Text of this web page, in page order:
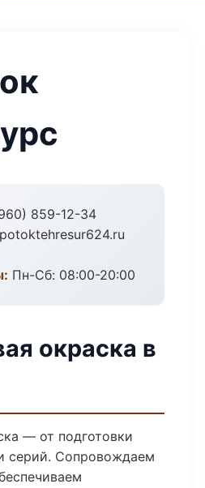
859-12-34
Пн-Сб: 08:00-20:00
окраска в
— от подготовки
серий. Сопровождаем